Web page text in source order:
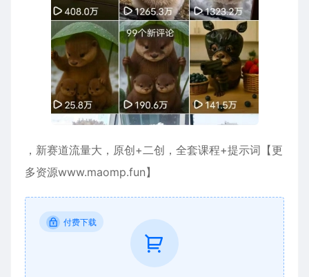
，新赛道流量大，原创+二创，全套课程+提示词【更
多资源www.maomp.fun】
付费下载